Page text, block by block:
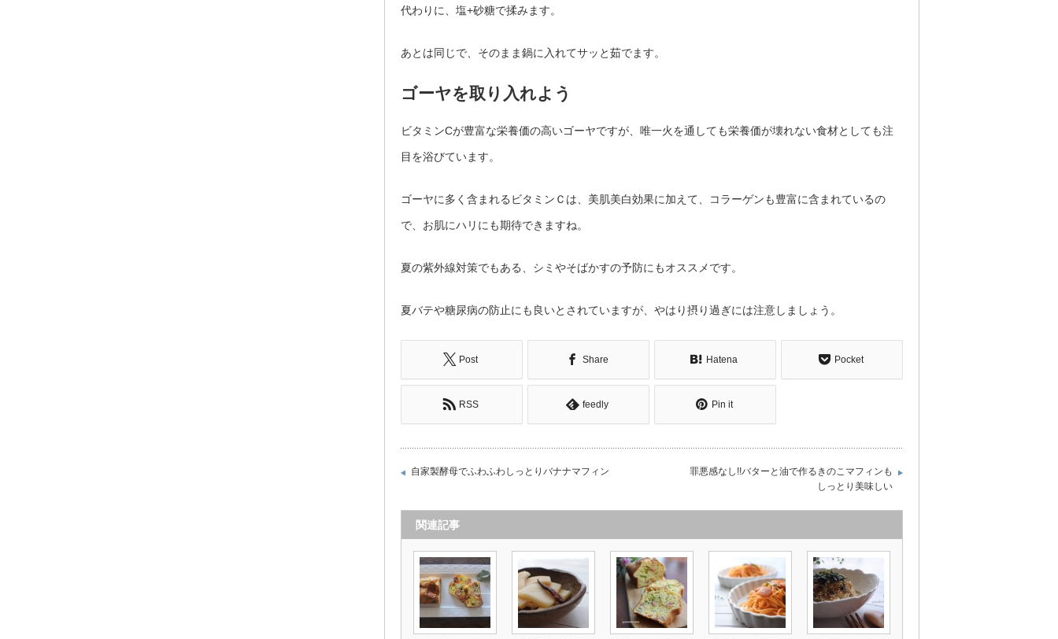
代わりに、塩+砂糖で揉みます。
あとは同じで、そのまま鍋に入れてサッと茹でます。
ゴーヤを取り入れよう
ビタミンCが豊富な栄養価の高いゴーヤですが、唯一火を通しても栄養価が壊れない食材としても注
目を浴びています。
ゴーヤに多く含まれるビタミンＣは、美肌美白効果に加えて、コラーゲンも豊富に含まれているの
で、お肌にハリにも期待できますね。
夏の紫外線対策でもある、シミやそばかすの予防にもオススメです。
夏バテや糖尿病の防止にも良いとされていますが、やはり摂り過ぎには注意しましょう。
Post Share Hatena Pocket
RSS feedly Pin it
自家製酵母でふわふわしっとりバナナマフィン
罪悪感なし!!バターと油で作るきのこマフィンも
しっとり美味しい
関連記事